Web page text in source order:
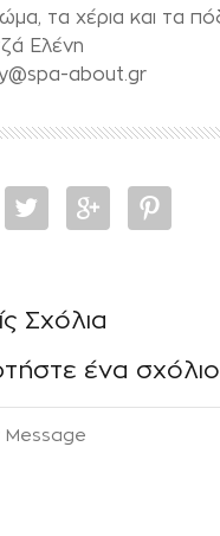
τα χέρια και τα
Ελένη
about.gr
Σχόλια
ένα σχόλιο